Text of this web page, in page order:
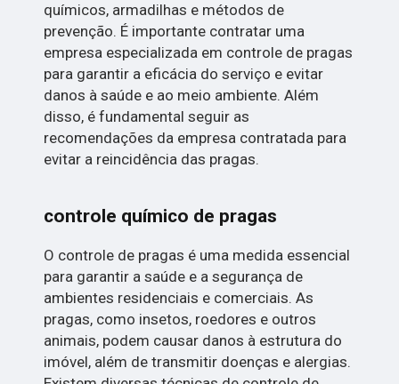
químicos, armadilhas e métodos de
prevenção. É importante contratar uma
empresa especializada em controle de pragas
para garantir a eficácia do serviço e evitar
danos à saúde e ao meio ambiente. Além
disso, é fundamental seguir as
recomendações da empresa contratada para
evitar a reincidência das pragas.
controle químico de pragas
O controle de pragas é uma medida essencial
para garantir a saúde e a segurança de
ambientes residenciais e comerciais. As
pragas, como insetos, roedores e outros
animais, podem causar danos à estrutura do
imóvel, além de transmitir doenças e alergias.